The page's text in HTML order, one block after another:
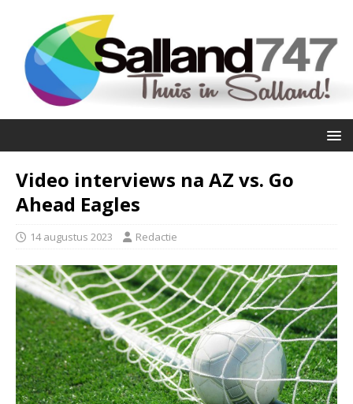
Video interviews na AZ vs. Go
Ahead Eagles
14 augustus 2023 Redactie